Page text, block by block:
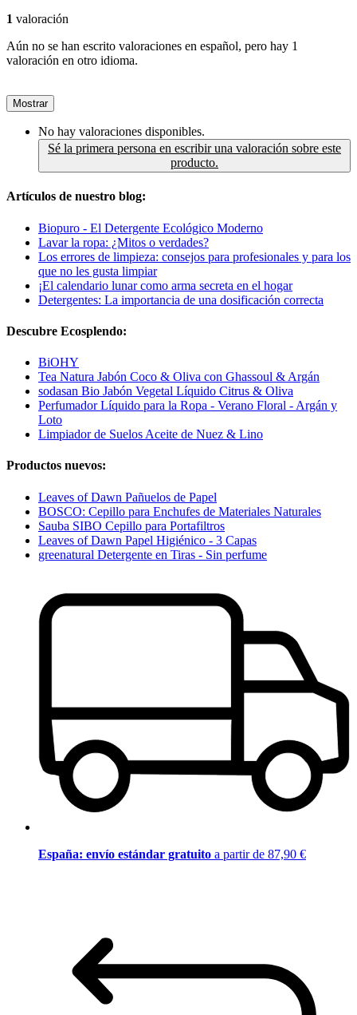
1 valoración
Aún no se han escrito valoraciones en español, pero hay 1
valoración en otro idioma.
Mostrar
No hay valoraciones disponibles.
Sé la primera persona en escribir una valoración sobre este
producto.
Artículos de nuestro blog:
Biopuro - El Detergente Ecológico Moderno
Lavar la ropa: ¿Mitos o verdades?
Los errores de limpieza: consejos para profesionales y para los
que no les gusta limpiar
¡El calendario lunar como arma secreta en el hogar
Detergentes: La importancia de una dosificación correcta
Descubre Ecosplendo:
BiOHY
Tea Natura Jabón Coco & Oliva con Ghassoul & Argán
sodasan Bio Jabón Vegetal Líquido Citrus & Oliva
Perfumador Líquido para la Ropa - Verano Floral - Argán y
Loto
Limpiador de Suelos Aceite de Nuez & Lino
Productos nuevos:
Leaves of Dawn Pañuelos de Papel
BOSCO: Cepillo para Enchufes de Materiales Naturales
Sauba SIBO Cepillo para Portafiltros
Leaves of Dawn Papel Higiénico - 3 Capas
greenatural Detergente en Tiras - Sin perfume
España: envío estándar gratuito a partir de 87,90 €